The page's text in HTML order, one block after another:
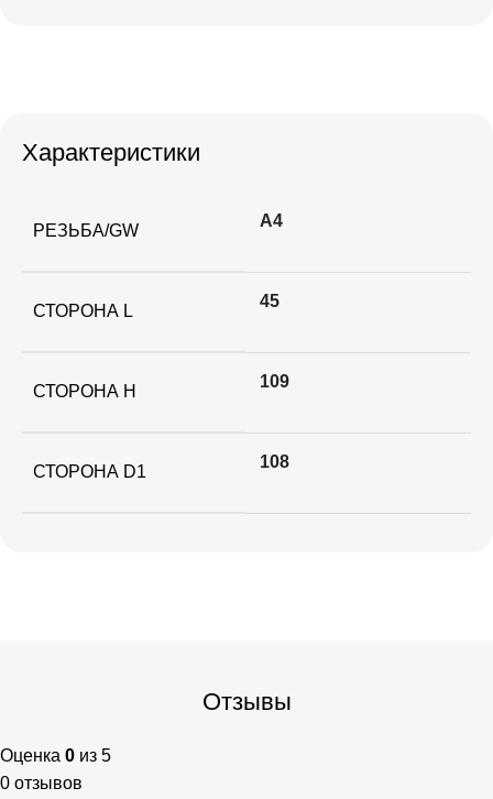
Характеристики
РЕЗЬБА/GW
А4
СТОРОНА L
45
СТОРОНА H
109
СТОРОНА D1
108
Отзывы
Оценка 0 из 5
0 отзывов